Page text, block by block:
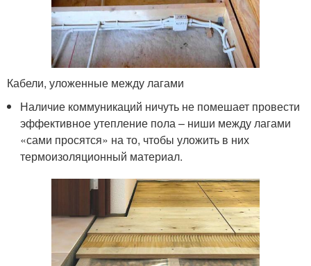
Кабели, уложенные между лагами
Наличие коммуникаций ничуть не помешает провести
эффективное утепление пола – ниши между лагами
«сами просятся» на то, чтобы уложить в них
термоизоляционный материал.